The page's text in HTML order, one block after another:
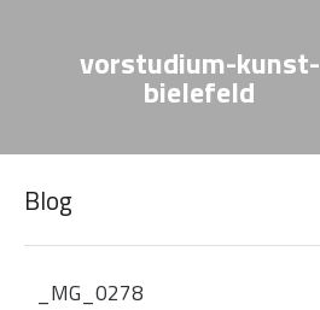
vorstudium-kunst-
bielefeld
Blog
_MG_0278